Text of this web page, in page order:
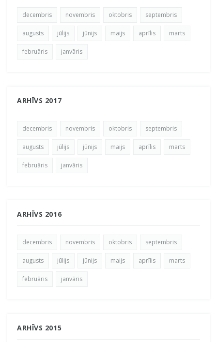
decembris novembris oktobris septembris
augusts jūlijs jūnijs maijs aprīlis marts
februāris janvāris
ARHĪVS 2017
decembris novembris oktobris septembris
augusts jūlijs jūnijs maijs aprīlis marts
februāris janvāris
ARHĪVS 2016
decembris novembris oktobris septembris
augusts jūlijs jūnijs maijs aprīlis marts
februāris janvāris
ARHĪVS 2015